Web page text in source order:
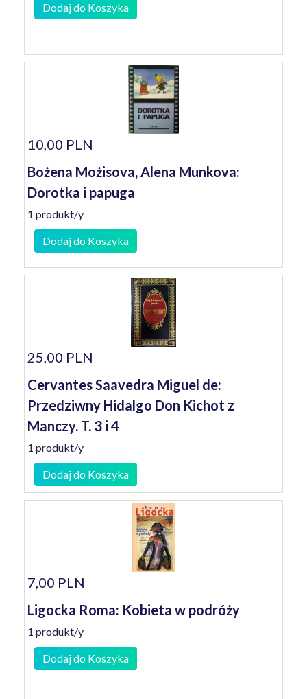
Dodaj do Koszyka
10,00 PLN
Bożena Możisova, Alena Munkova:
Dorotka i papuga
1 produkt/y
Dodaj do Koszyka
25,00 PLN
Cervantes Saavedra Miguel de:
Przedziwny Hidalgo Don Kichot z
Manczy. T. 3 i 4
1 produkt/y
Dodaj do Koszyka
7,00 PLN
Ligocka Roma: Kobieta w podróży
1 produkt/y
Dodaj do Koszyka